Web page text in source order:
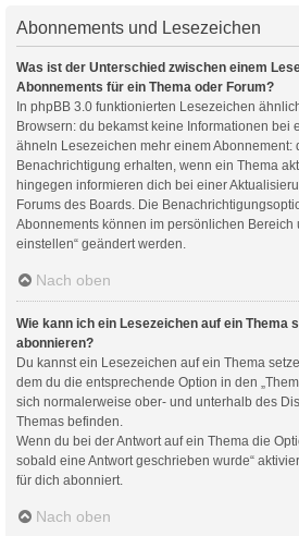
Abonnements und Lesezeichen
Was ist der Unterschied zwischen einem
Abonnements für ein Thema oder Forum?
In phpBB 3.0 funktionierten Lesezeichen
Browsern: du bekamst keine Informationen bei
ähneln Lesezeichen mehr einem Abonnement:
Benachrichtigung erhalten, wenn ein Thema
hingegen informieren dich bei einer
Forums des Boards. Die
Abonnements können im persönlichen Bereich
einstellen“ geändert werden.
Nach oben
Wie kann ich ein Lesezeichen auf ein Thema
abonnieren?
Du kannst ein Lesezeichen auf ein Thema
dem du die entsprechende Option in den
sich normalerweise ober- und unterhalb des
Themas befinden.
Wenn du bei der Antwort auf ein Thema die
sobald eine Antwort geschrieben wurde“
für dich abonniert.
Nach oben